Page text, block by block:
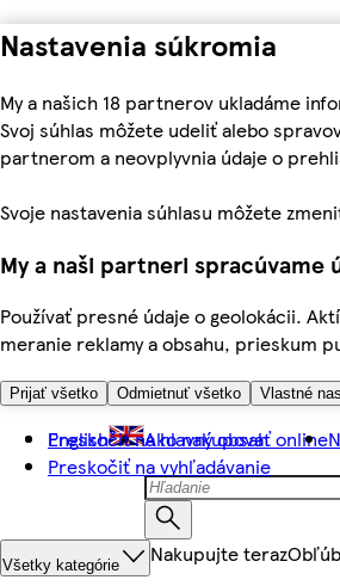
Nastavenia súkromia
My a našich 18 partnerov ukladáme
Svoj súhlas môžete udeliť alebo
partnerom a neovplyvnia údaje o
Svoje nastavenia súhlasu môžete
My a naši partneri spracúvame
Používať presné údaje o geolokácii.
meranie reklamy a obsahu, prieskum
Prijať všetko Odmietnuť všetko Vlastné
Preskočiť na hlavný obsah
Preskočiť na vyhľadávanie
English Ako nakupovať online
Všetky kategórie Nakupujte teraz